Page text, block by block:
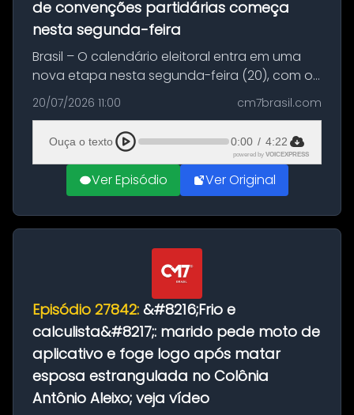
de convenções partidárias começa
nesta segunda-feira
Brasil – O calendário eleitoral entra em uma
nova etapa nesta segunda-feira (20), com o
início do período destinado às convenções
partidárias. Até 5 de agosto, partidos e
federações poderão oficializa...
20/07/2026 11:00 cm7brasil.com
Ouça o texto 0:00 / 4:22
powered by VOICEXPRESS
Ver Episódio Ver Original
Episódio 27842: &#8216;Frio e
calculista&#8217;: marido pede moto de
aplicativo e foge logo após matar
esposa estrangulada no Colônia
Antônio Aleixo; veja vídeo